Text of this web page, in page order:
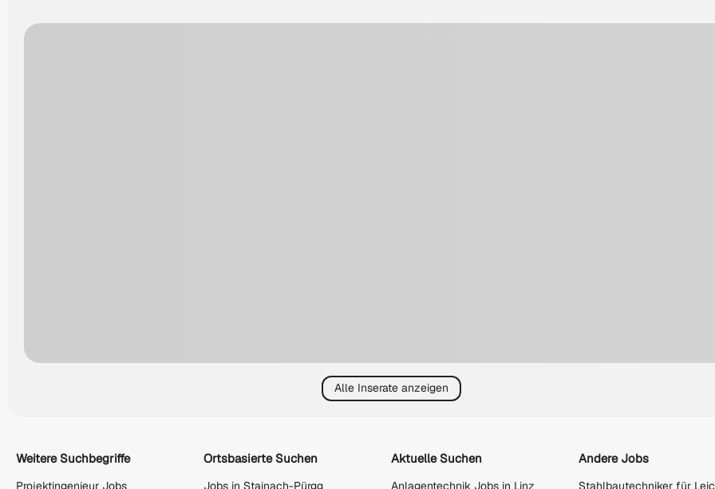
Alle Inserate anzeigen
Weitere Suchbegriffe
Projektingenieur Jobs
Ortsbasierte Suchen
Jobs in Stainach-Pürgg
Aktuelle Suchen
Anlagentechnik Jobs in Linz
Andere Jobs